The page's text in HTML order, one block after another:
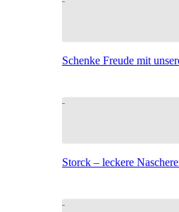
Schenke Freude mit
Storck – leckere